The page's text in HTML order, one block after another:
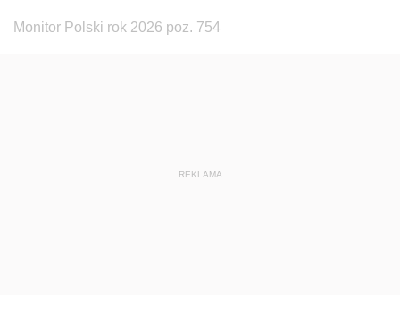
Monitor Polski rok 2026 poz. 754
REKLAMA